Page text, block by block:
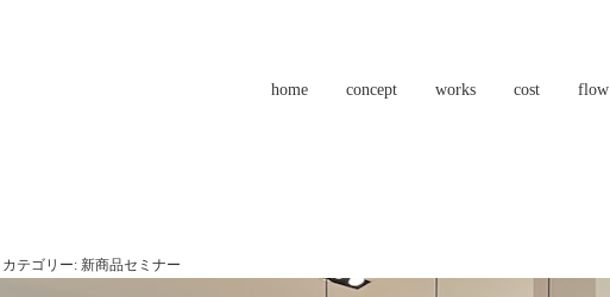
home concept works cost flow
カテゴリー: 新商品セミナー